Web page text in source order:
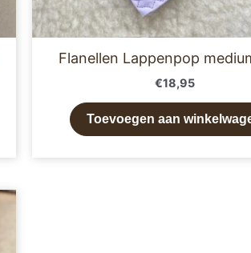
Flanellen Lappenpop
€18,95
Toevoegen aan